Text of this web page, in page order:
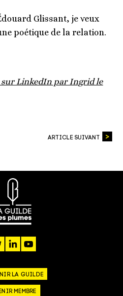
Glissant, je veux
poétique de la relation.
LinkedIn par Ingrid le
ARTICLE SUIVANT
twitterlinkedin
LA GUILDE
MEMBRE